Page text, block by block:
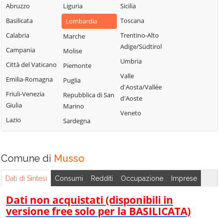
Blessagno
Blevio
Bregnano
Brenna
Brienno
Brunate
Bulgarograsso
Cabiate
Cadorago
Canzo
Capiago
Intimiano
Grandate
Grandola ed Uniti
Gravedona ed
Uniti
Griante
Guanzate
Inverigo
Laglio
Laino
Lasnigo
Lezzeno
Limido Comasco
Lipomo
Livo
Rezzago
Rodero
Rovellasca
Rovello Porro
San Bartolomeo
Val Cavargna
San Nazzaro Val
Schignano
Solbiate con
Cagno
Abruzzo
Basilicata
Calabria
Campania
Città del Vaticano
Emilia-Romagna
Friuli-Venezia
Giulia
Lazio
Liguria
Lombardia
Marche
Molise
Piemonte
Puglia
Repubblica di San
Marino
Sardegna
Sicilia
Toscana
Trentino-Alto
Adige/Südtirol
Umbria
Valle
d'Aosta/Vallée
d'Aoste
Veneto
Comune di Musso
Dati di Sintesi Consumi Redditi Occupazione Imprese
Dati non acquistati (disponibili in
versione free solo per la BASILICATA)